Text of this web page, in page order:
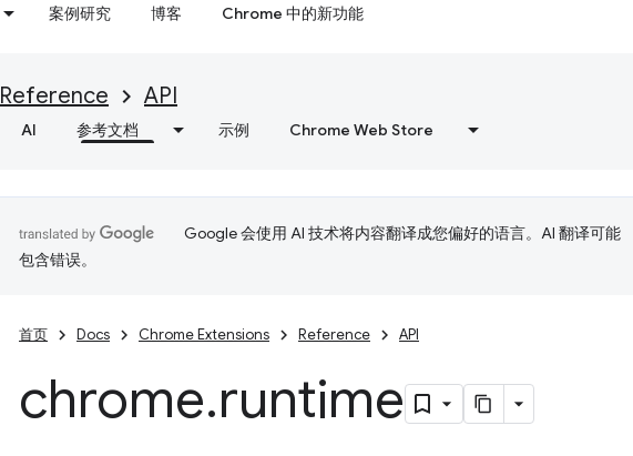
案例研究 博客 Chrome 中的新功能
Reference API
AI 参考文档 示例 Chrome Web Store
Google 会使用 AI 技术将内容翻译成您偏好的语言。AI 翻译可能
包含错误。
首页 Docs Chrome Extensions Reference API
chrome.runtime